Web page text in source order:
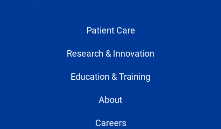
Patient Care
Research & Innovation
Education & Training
About
Careers